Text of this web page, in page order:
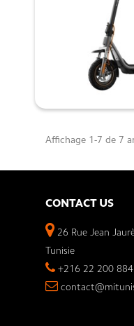
Affichage 1-7 de 7
CONTACT US
26 Rue Jean
Tunisie
+216 22 200